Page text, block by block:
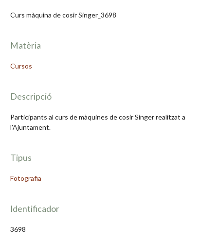
Curs màquina de cosir Singer_3698
Matèria
Cursos
Descripció
Participants al curs de màquines de cosir Singer realitzat a
l'Ajuntament.
Tipus
Fotografia
Identificador
3698